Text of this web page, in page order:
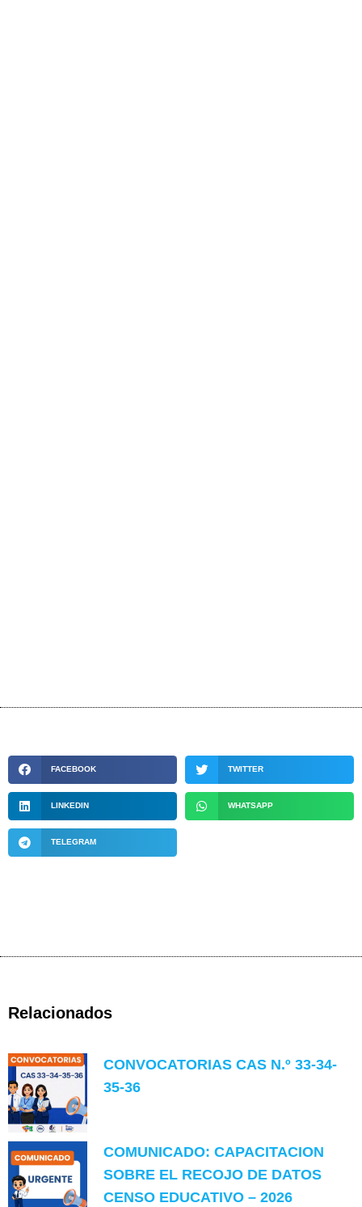
FACEBOOK TWITTER
LINKEDIN WHATSAPP
TELEGRAM
Relacionados
CONVOCATORIAS CAS N.º 33-34-
35-36
COMUNICADO: CAPACITACION
SOBRE EL RECOJO DE DATOS
CENSO EDUCATIVO – 2026